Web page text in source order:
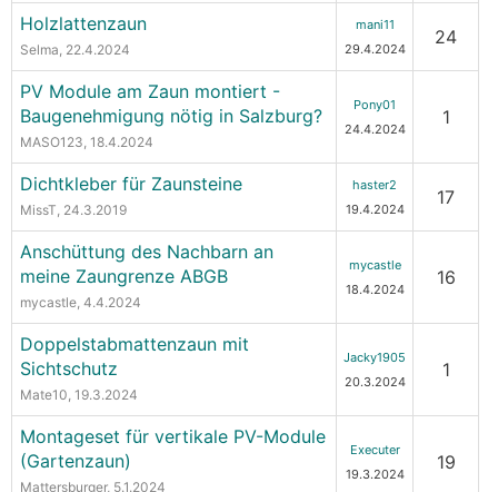
Holzlattenzaun
Selma, 22.4.2024
mani11
29.4.2024
24
PV Module am Zaun montiert -
Baugenehmigung nötig in Salzburg?
MASO123, 18.4.2024
Pony01
24.4.2024
1
Dichtkleber für Zaunsteine
MissT, 24.3.2019
haster2
19.4.2024
17
Anschüttung des Nachbarn an
meine Zaungrenze ABGB
mycastle, 4.4.2024
mycastle
18.4.2024
16
Doppelstabmattenzaun mit
Sichtschutz
Mate10, 19.3.2024
Jacky1905
20.3.2024
1
Montageset für vertikale PV-Module
(Gartenzaun)
Mattersburger, 5.1.2024
Executer
19.3.2024
19